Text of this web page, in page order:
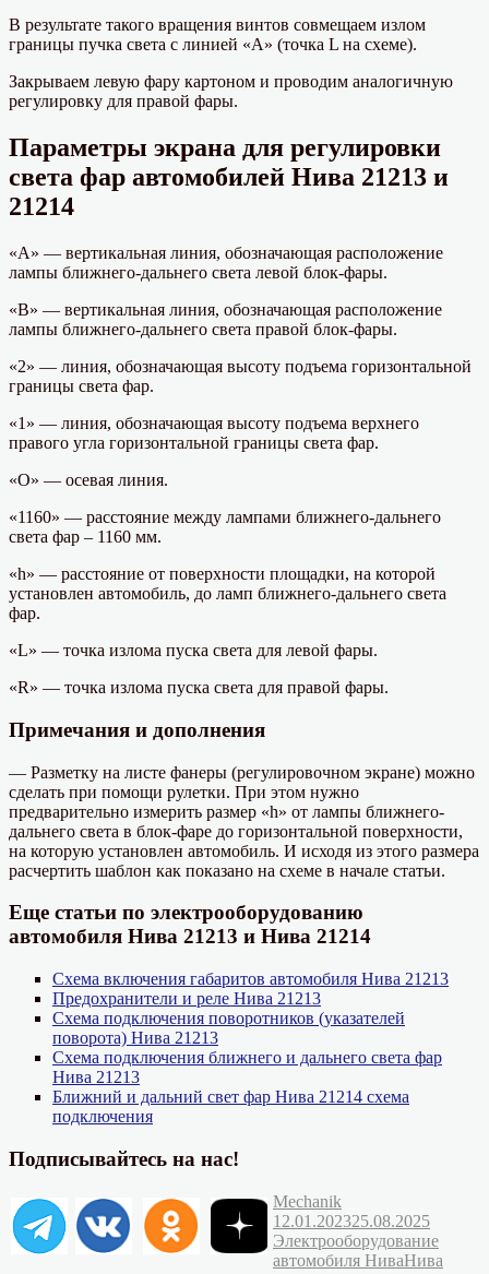
В результате такого вращения винтов совмещаем излом
границы пучка света с линией «А» (точка L на схеме).
Закрываем левую фару картоном и проводим аналогичную
регулировку для правой фары.
Параметры экрана для регулировки
света фар автомобилей Нива 21213 и
21214
«А» — вертикальная линия, обозначающая расположение
лампы ближнего-дальнего света левой блок-фары.
«В» — вертикальная линия, обозначающая расположение
лампы ближнего-дальнего света правой блок-фары.
«2» — линия, обозначающая высоту подъема горизонтальной
границы света фар.
«1» — линия, обозначающая высоту подъема верхнего
правого угла горизонтальной границы света фар.
«О» — осевая линия.
«1160» — расстояние между лампами ближнего-дальнего
света фар – 1160 мм.
«h» — расстояние от поверхности площадки, на которой
установлен автомобиль, до ламп ближнего-дальнего света
фар.
«L» — точка излома пуска света для левой фары.
«R» — точка излома пуска света для правой фары.
Примечания и дополнения
— Разметку на листе фанеры (регулировочном экране) можно
сделать при помощи рулетки. При этом нужно
предварительно измерить размер «h» от лампы ближнего-
дальнего света в блок-фаре до горизонтальной поверхности,
на которую установлен автомобиль. И исходя из этого размера
расчертить шаблон как показано на схеме в начале статьи.
Еще статьи по электрооборудованию
автомобиля Нива 21213 и Нива 21214
Схема включения габаритов автомобиля Нива 21213
Предохранители и реле Нива 21213
Схема подключения поворотников (указателей
поворота) Нива 21213
Схема подключения ближнего и дальнего света фар
Нива 21213
Ближний и дальний свет фар Нива 21214 схема
подключения
Подписывайтесь на нас!
Автор
MechanikОпубликовано
12.01.202325.08.2025
Электрооборудование
автомобиля НиваМетки
Нива